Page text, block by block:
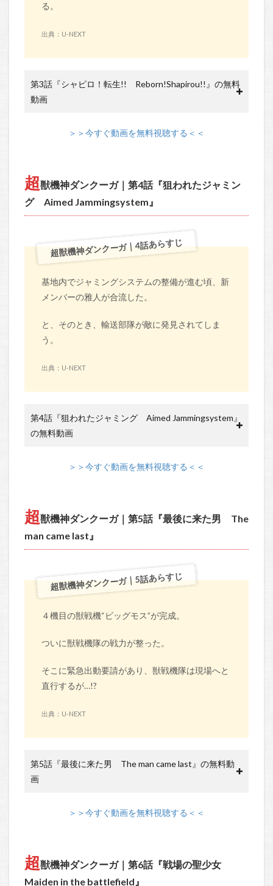
る。
出典：U-NEXT
第3話『シャピロ！転生!! Reborn!Shapirou!!』の無料
動画
＞＞今すぐ動画を無料視聴する＜＜
超獣機神ダンクーガ｜第4話『狙われたジャミン
グ Aimed Jammingsystem』
超獣機神ダンクーガ｜4話あらすじ
基地内でジャミングシステムの整備が進む頃、新
メンバーの雅人が合流した。
と、そのとき、輸送部隊が敵に発見されてしま
う。
出典：U-NEXT
第4話『狙われたジャミング Aimed Jammingsystem』
の無料動画
＞＞今すぐ動画を無料視聴する＜＜
超獣機神ダンクーガ｜第5話『最後に来た男 The
man came last』
超獣機神ダンクーガ｜5話あらすじ
４機目の獣戦機“ビッグモス”が完成。
ついに獣戦機隊の戦力が整った。
そこに緊急出動要請があり、獣戦機隊は現場へと
直行するが…!?
出典：U-NEXT
第5話『最後に来た男 The man came last』の無料動
画
＞＞今すぐ動画を無料視聴する＜＜
超獣機神ダンクーガ｜第6話『戦場の聖少女
Maiden in the battlefield』